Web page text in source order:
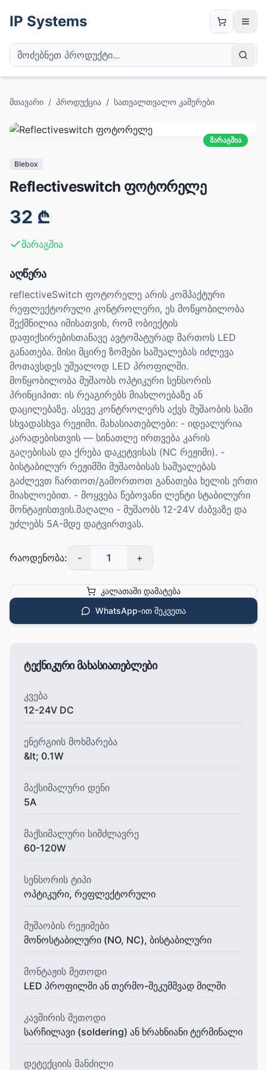
IP Systems
მთავარი / პროდუქცია / სათვალთვალო კამერები
მარაგშია
Blebox
Reflectiveswitch ფოტორელე
32 ₾
მარაგშია
აღწერა
reflectiveSwitch ფოტორელე არის კომპაქტური
რეფლექტორული კონტროლერი, ეს მოწყობილობა
შექმნილია იმისათვის, რომ ობიექტის
დაფიქსირებისთანავე ავტომატურად მართოს LED
განათება. მისი მცირე ზომები საშუალებას იძლევა
მოთავსდეს უშუალოდ LED პროფილში.
მოწყობილობა მუშაობს ოპტიკური სენსორის
პრინციპით: ის რეაგირებს მიახლოებაზე ან
დაცილებაზე. ასევე კონტროლერს აქვს მუშაობის სამი
სხვადასხვა რეჟიმი. მახასიათებლები: - იდეალურია
კარადებისთვის — სინათლე ირთვება კარის
გაღებისას და ქრება დაკეტვისას (NC რეჟიმი). -
ბისტაბილურ რეჟიმში მუშაობისას საშუალებას
გაძლევთ ჩართოთ/გამორთოთ განათება ხელის ერთი
მიახლოებით. - მოყვება წებოვანი ლენტი სტაბილური
მონტაჟისთვის.მაღალი - მუშაობს 12-24V ძაბვაზე და
უძლებს 5A-მდე დატვირთვას.
რაოდენობა: - 1 +
კალათაში დამატება
WhatsApp-ით შეკვეთა
ტექნიკური მახასიათებლები
კვება
12-24V DC
ენერგიის მოხმარება
&lt; 0.1W
მაქსიმალური დენი
5A
მაქსიმალური სიმძლავრე
60-120W
სენსორის ტიპი
ოპტიკური, რეფლექტორული
მუშაობის რეჟიმები
მონოსტაბილური (NO, NC), ბისტაბილური
მონტაჟის მეთოდი
LED პროფილში ან თერმო-შეკუმშვად მილში
კავშირის მეთოდი
სარჩილავი (soldering) ან ხრახნიანი ტერმინალი
დეტექციის მანძილი